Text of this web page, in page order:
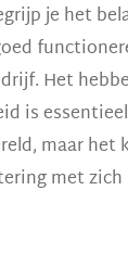
je het
Het
is
maar het
met zich